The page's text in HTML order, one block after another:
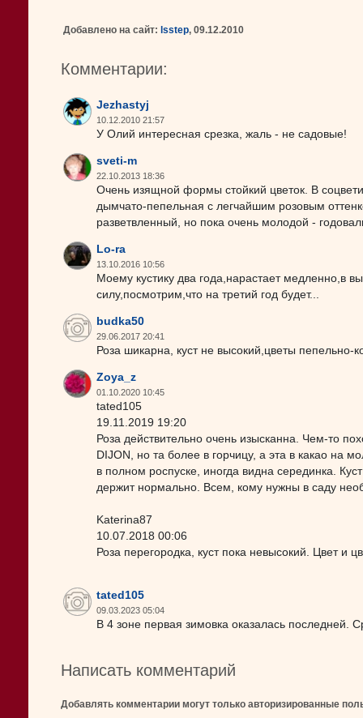
Добавлено на сайт: lsstep, 09.12.2010
Комментарии:
Jezhastyj
10.12.2010 21:57
У Олий интересная срезка, жаль - не садовые!
sveti-m
22.10.2013 18:36
Очень изящной формы стойкий цветок. В
дымчато-пепельная с легчайшим розовым
разветвленный, но пока очень молодой -
Lo-ra
13.10.2016 10:56
Моему кустику два года,нарастает медленно,в
силу,посмотрим,что на третий год будет...
budka50
29.06.2017 20:41
Роза шикарна, куст не высокий,цветы
Zoya_z
01.10.2020 10:45
tated105
19.11.2019 19:20
Роза действительно очень изысканна. Чем-то
DIJON, но та более в горчицу, а эта в какао на
в полном роспуске, иногда видна серединка.
держит нормально. Всем, кому нужны в саду
Katerina87
10.07.2018 00:06
Роза перегородка, куст пока невысокий. Цвет и
tated105
09.03.2023 05:04
В 4 зоне первая зимовка оказалась последней.
Написать комментарий
Добавлять комментарии могут только авторизированные